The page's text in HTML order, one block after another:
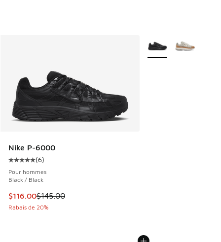
Nike P-6000
Cote moyenne du client - [5 sur 5 étoiles], 6 commentaires
(6)
Pour hommes
Black / Black
Cet article est en solde. Le prix est passé de $145.00 à
$116.00$145.00
Rabais de 20%
Plus de couleurs